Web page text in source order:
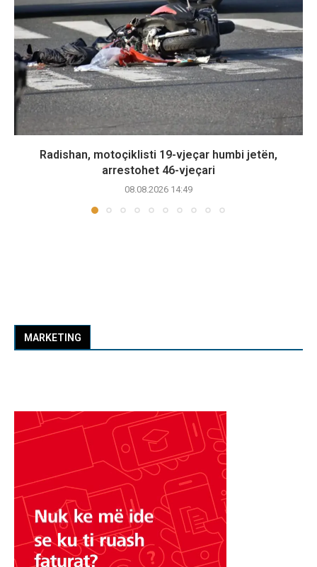
Radishan, motoçiklisti 19-vjeçar humbi jetën,
arrestohet 46-vjeçari
08.08.2026 14:49
MARKETING